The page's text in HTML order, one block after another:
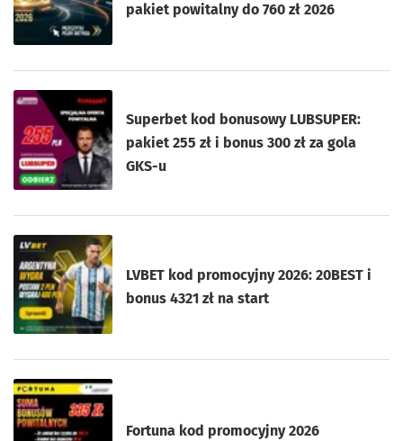
pakiet powitalny do 760 zł 2026
Superbet kod bonusowy LUBSUPER:
pakiet 255 zł i bonus 300 zł za gola
GKS-u
LVBET kod promocyjny 2026: 20BEST i
bonus 4321 zł na start
Fortuna kod promocyjny 2026